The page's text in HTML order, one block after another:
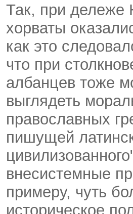
Так, при дележе
хорваты
как это
что при
албанцев тоже
выглядеть
православных
пишущей
внесистемные
примеру, чуть
историческое